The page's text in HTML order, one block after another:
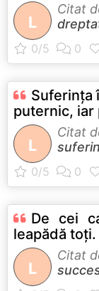
L
Citat
Suferinţa
puternic, iar
L
Citat
De cei
leapădă toţi.
L
Citat